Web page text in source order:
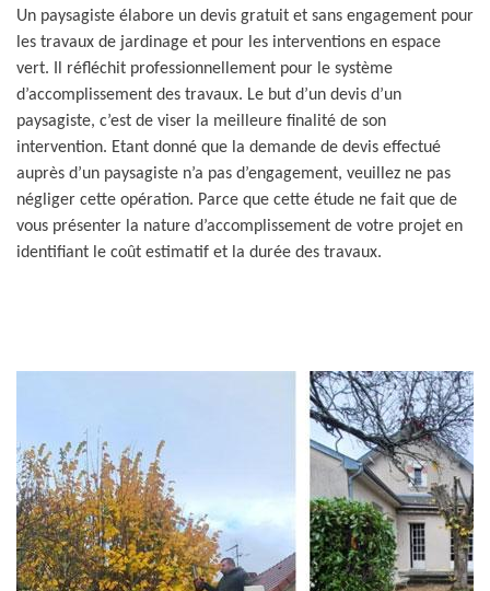
Un paysagiste élabore un devis gratuit et sans engagement pour
les travaux de jardinage et pour les interventions en espace
vert. Il réfléchit professionnellement pour le système
d’accomplissement des travaux. Le but d’un devis d’un
paysagiste, c’est de viser la meilleure finalité de son
intervention. Etant donné que la demande de devis effectué
auprès d’un paysagiste n’a pas d’engagement, veuillez ne pas
négliger cette opération. Parce que cette étude ne fait que de
vous présenter la nature d’accomplissement de votre projet en
identifiant le coût estimatif et la durée des travaux.